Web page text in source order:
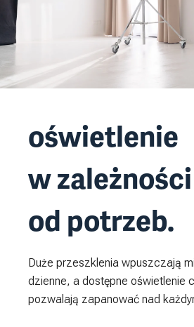
oświetlenie
w zależności
od potrzeb.
Duże przeszklenia wpuszczają
dzienne, a dostępne oświetlenie
pozwalają zapanować nad